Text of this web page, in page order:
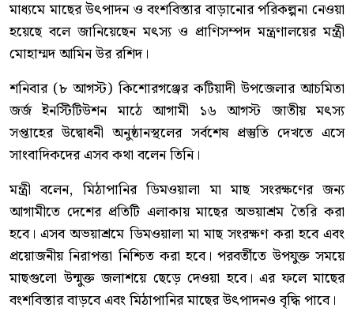
মাধ্যমে মাছের উৎপাদন ও বংশবিস্তার বাড়ানোর পরিকল্পনা নেওয়া
হয়েছে বলে জানিয়েছেন মৎস্য ও প্রাণিসম্পদ মন্ত্রণালয়ের মন্ত্রী
মোহাম্মদ আমিন উর রশিদ।
শনিবার (৮ আগস্ট) কিশোরগঞ্জের কটিয়াদী উপজেলার আচমিতা
জর্জ ইনস্টিটিউশন মাঠে আগামী ১৬ আগস্ট জাতীয় মৎস্য
সপ্তাহের উদ্বোধনী অনুষ্ঠানস্থলের সর্বশেষ প্রস্তুতি দেখতে এসে
সাংবাদিকদের এসব কথা বলেন তিনি।
মন্ত্রী বলেন, মিঠাপানির ডিমওয়ালা মা মাছ সংরক্ষণের জন্য
আগামীতে দেশের প্রতিটি এলাকায় মাছের অভয়াশ্রম তৈরি করা
হবে। এসব অভয়াশ্রমে ডিমওয়ালা মা মাছ সংরক্ষণ করা হবে এবং
প্রয়োজনীয় নিরাপত্তা নিশ্চিত করা হবে। পরবর্তীতে উপযুক্ত সময়ে
মাছগুলো উন্মুক্ত জলাশয়ে ছেড়ে দেওয়া হবে। এর ফলে মাছের
বংশবিস্তার বাড়বে এবং মিঠাপানির মাছের উৎপাদনও বৃদ্ধি পাবে।